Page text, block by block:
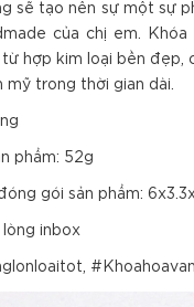
sẽ tạo nên sự một sự
của chị em. Khóa
hợp kim loại bền đẹp,
mỹ trong thời gian dài.
phẩm: 52g
gói sản phẩm:
lòng inbox